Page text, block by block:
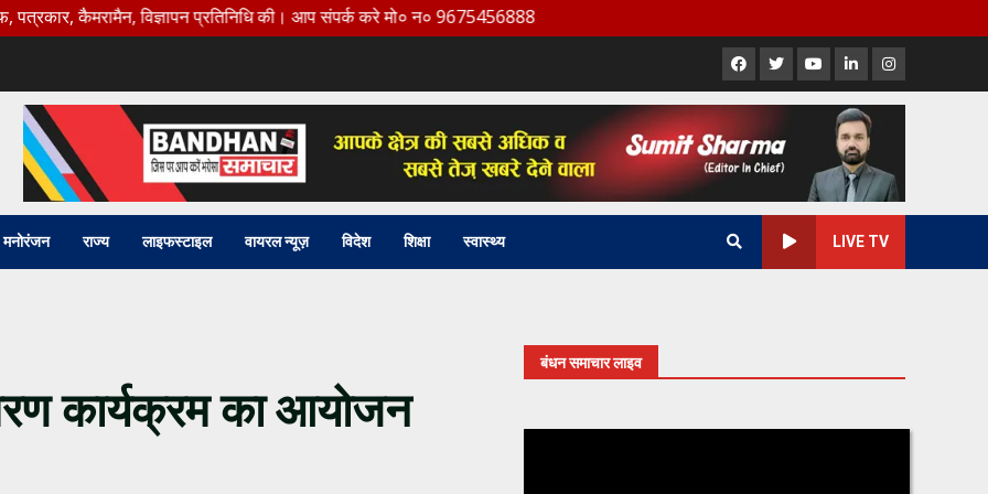
विज्ञापन प्रतिनिधि की। आप संपर्क करे मो० न० 9675456888
Facebook
X YoutubeLinkedInInstagram
मनोरंजन राज्य लाइफस्टाइल वायरल न्यूज़ विदेश शिक्षा स्वास्थ्य LIVE TV
कार्यक्रम का आयोजन
बंधन समाचार लाइव